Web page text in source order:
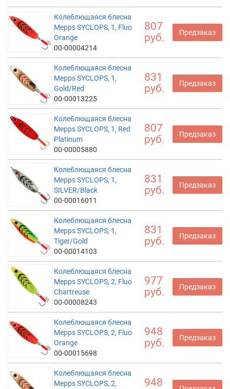
Колеблющаяся блесна
Mepps SYCLOPS, 1, Fluo
Orange
00-00004214
807
руб.
Предзаказ
Колеблющаяся блесна
Mepps SYCLOPS, 1,
Gold/Red
00-00013225
831
руб.
Предзаказ
Колеблющаяся блесна
Mepps SYCLOPS, 1, Red
Platinum
00-00005880
807
руб.
Предзаказ
Колеблющаяся блесна
Mepps SYCLOPS, 1,
SILVER/Black
00-00016011
831
руб.
Предзаказ
Колеблющаяся блесна
Mepps SYCLOPS, 1,
Tiger/Gold
00-00014103
831
руб.
Предзаказ
Колеблющаяся блесна
Mepps SYCLOPS, 2, Fluo
Chartreuse
00-00008243
977
руб.
Предзаказ
Колеблющаяся блесна
Mepps SYCLOPS, 2, Fluo
Orange
00-00015698
948
руб.
Предзаказ
Колеблющаяся блесна
Mepps SYCLOPS, 2,
948